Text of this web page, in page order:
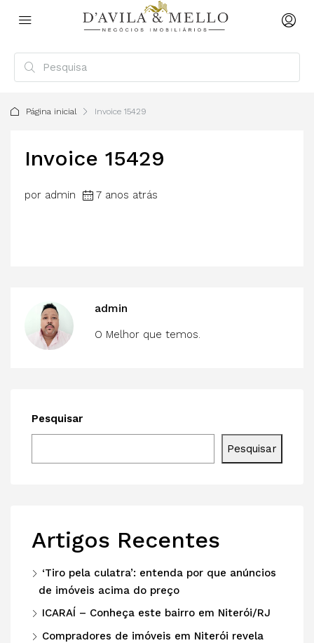
Página inicial Invoice 15429
Invoice 15429
por admin 7 anos atrás
admin
O Melhor que temos.
Pesquisar
Pesquisar
Artigos Recentes
‘Tiro pela culatra’: entenda por que anúncios
de imóveis acima do preço
ICARAÍ – Conheça este bairro em Niterói/RJ
Compradores de imóveis em Niterói revela